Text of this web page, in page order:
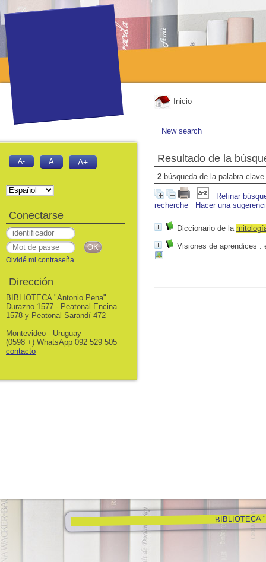
Inicio
New search
Resultado de la
2 búsqueda de la palabra clave
Refinar
recherche
Hacer una
Diccionario de la
Visiones de aprendices :
BIBLIOTECA
A- A A+
Conectarse
Olvidé mi contraseña
Dirección
BIBLIOTECA "Antonio Pena"
Durazno 1577 - Peatonal Encina
1578 y Peatonal Sarandí 472
Montevideo - Uruguay
(0598 +) WhatsApp 092 529 505
contacto